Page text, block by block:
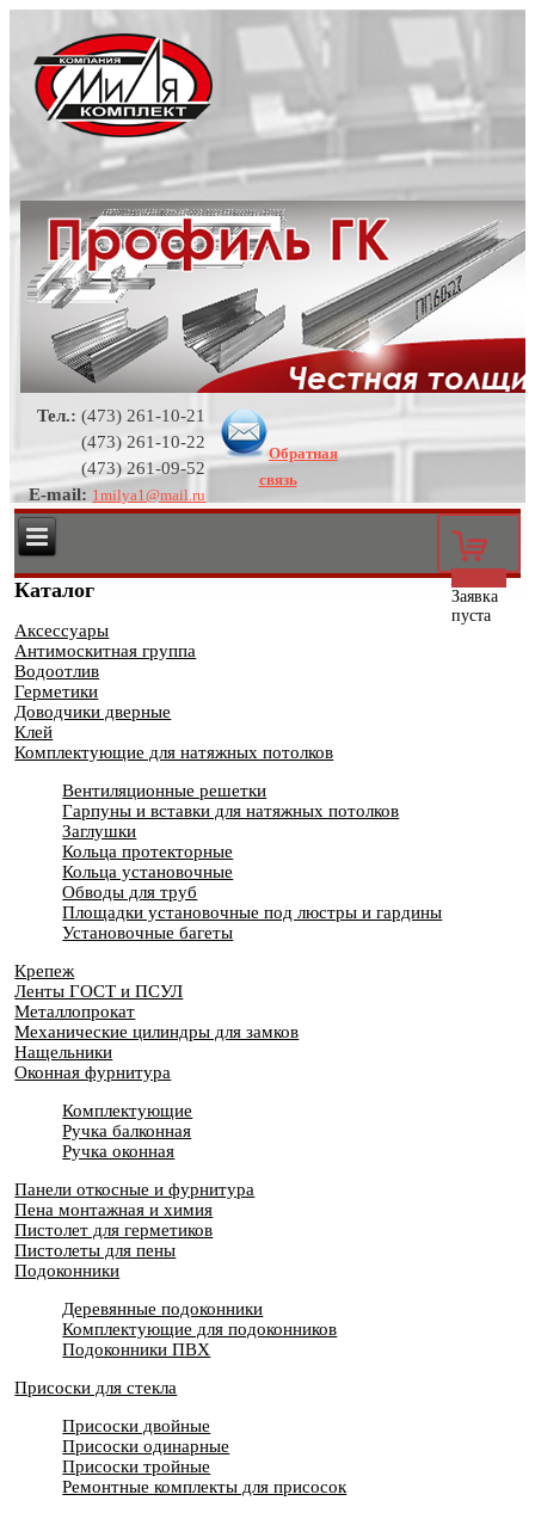
Тел.: (473) 261-10-21
(473) 261-10-22
(473) 261-09-52
E-mail: 1milya1@mail.ru
Обратная
связь
0
Заявка
пуста
Каталог
Аксессуары
Антимоскитная группа
Водоотлив
Герметики
Доводчики дверные
Клей
Комплектующие для натяжных потолков
Вентиляционные решетки
Гарпуны и вставки для натяжных потолков
Заглушки
Кольца протекторные
Кольца установочные
Обводы для труб
Площадки установочные под люстры и гардины
Установочные багеты
Крепеж
Ленты ГОСТ и ПСУЛ
Металлопрокат
Механические цилиндры для замков
Нащельники
Оконная фурнитура
Комплектующие
Ручка балконная
Ручка оконная
Панели откосные и фурнитура
Пена монтажная и химия
Пистолет для герметиков
Пистолеты для пены
Подоконники
Деревянные подоконники
Комплектующие для подоконников
Подоконники ПВХ
Присоски для стекла
Присоски двойные
Присоски одинарные
Присоски тройные
Ремонтные комплекты для присосок